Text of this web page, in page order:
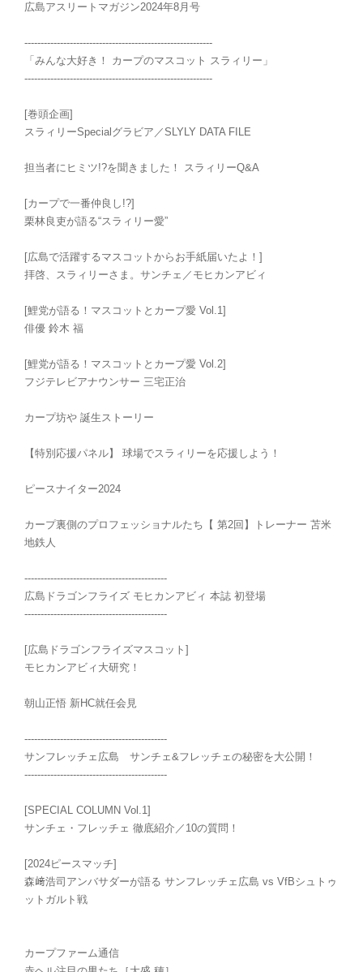
広島アスリートマガジン2024年8月号
----------------------------------------------------------
「みんな大好き！ カープのマスコット スラィリー」
----------------------------------------------------------
[巻頭企画]
スラィリーSpecialグラビア／SLYLY DATA FILE
担当者にヒミツ!?を聞きました！ スラィリーQ&A
[カープで一番仲良し!?]
栗林良吏が語る“スラィリー愛”
[広島で活躍するマスコットからお手紙届いたよ！]
拝啓、スラィリーさま。サンチェ／モヒカンアビィ
[鯉党が語る！マスコットとカープ愛 Vol.1]
俳優 鈴木 福
[鯉党が語る！マスコットとカープ愛 Vol.2]
フジテレビアナウンサー 三宅正治
カープ坊や 誕生ストーリー
【特別応援パネル】 球場でスラィリーを応援しよう！
ピースナイター2024
カープ裏側のプロフェッショナルたち【 第2回】トレーナー 苫米
地鉄人
--------------------------------------------
広島ドラゴンフライズ モヒカンアビィ 本誌 初登場
--------------------------------------------
[広島ドラゴンフライズマスコット]
モヒカンアビィ大研究！
朝山正悟 新HC就任会見
--------------------------------------------
サンフレッチェ広島 サンチェ&フレッチェの秘密を大公開！
--------------------------------------------
[SPECIAL COLUMN Vol.1]
サンチェ・フレッチェ 徹底紹介／10の質問！
[2024ピースマッチ]
森﨑浩司アンバサダーが語る サンフレッチェ広島 vs VfBシュトゥ
ットガルト戦
カープファーム通信